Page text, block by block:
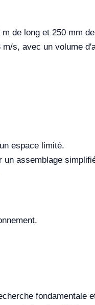
de long et 250 mm
s, avec un volume
espace limité.
un assemblage
fondamentale